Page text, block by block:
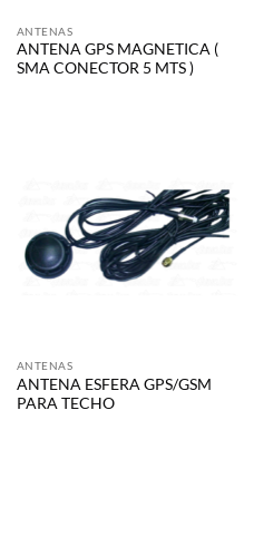
ANTENAS
ANTENA GPS MAGNETICA (
SMA CONECTOR 5 MTS )
ANTENAS
ANTENA ESFERA GPS/GSM
PARA TECHO